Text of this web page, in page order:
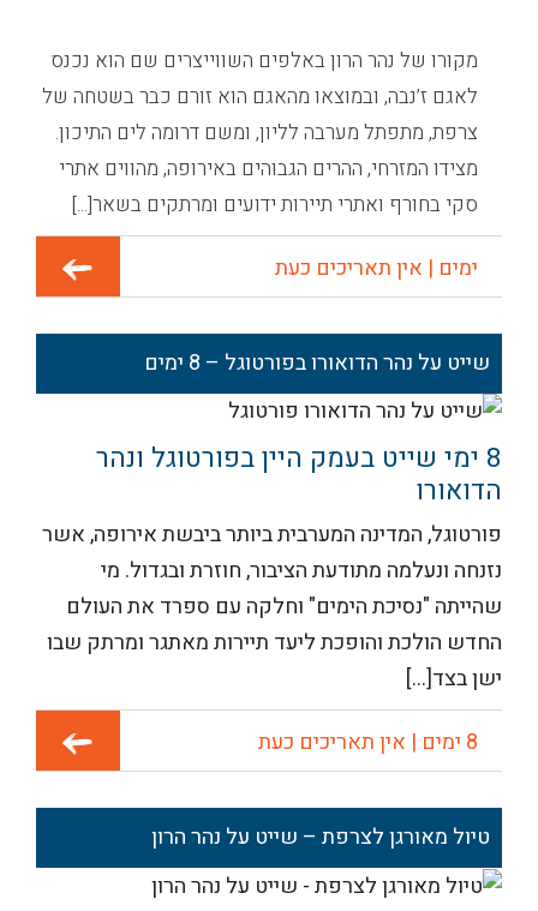
מקורו של נהר הרון באלפים השווייצרים שם הוא נכנס
לאגם ז’נבה, ובמוצאו מהאגם הוא זורם כבר בשטחה של
צרפת, מתפתל מערבה לליון, ומשם דרומה לים התיכון.
מצידו המזרחי, ההרים הגבוהים באירופה, מהווים אתרי
סקי בחורף ואתרי תיירות ידועים ומרתקים בשאר[...]
ימים | אין תאריכים כעת
שייט על נהר הדואורו בפורטוגל – 8 ימים
8 ימי שייט בעמק היין בפורטוגל ונהר
הדואורו
פורטוגל, המדינה המערבית ביותר ביבשת אירופה, אשר
נזנחה ונעלמה מתודעת הציבור, חוזרת ובגדול. מי
שהייתה "נסיכת הימים" וחלקה עם ספרד את העולם
החדש הולכת והופכת ליעד תיירות מאתגר ומרתק שבו
ישן בצד[...]
8 ימים | אין תאריכים כעת
טיול מאורגן לצרפת – שייט על נהר הרון